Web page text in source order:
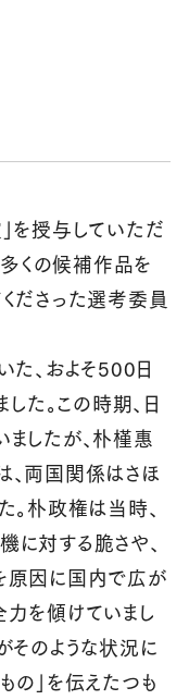
を授与していただ
多くの候補作品を
ださった選考委員
た、およそ500日
た。この時期、日
したが、朴槿惠
両国関係はさほ
。朴政権は当時、
対する脆さや、
原因に国内で広が
を傾けていまし
そのような状況に
の」を伝えたつも